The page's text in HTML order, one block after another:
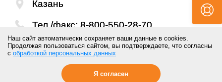
Казань
Тел./факс: 8-800-550-28-70
Email:mail@inter-tractor.ru
Наш сайт автоматически сохраняет ваши данные в cookies.
Продолжая пользоваться сайтом, вы подтверждаете, что согласны
с обработкой персональных данных
Я согласен